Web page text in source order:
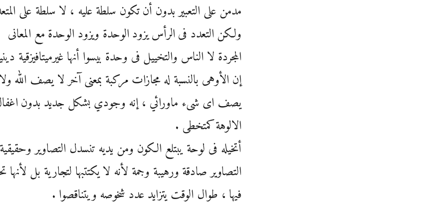
مدمن على التعبير بدون أن تكون سلطة عليه ، لا سلطة على
ولكن التعدد فى الرأس يزود الوحدة ويزود الوحدة مع المعانى
المجردة لا الناس والتخييل فى وحدة بيسوا أنها غيرميتافيزقية
إن الأوهى بالنسبة له مجازات مركبة بمعنى آخر لا يصف الله ولا
يصف اى شىء ماورائي ، إنه وجودي بشكل جديد بدون
الالوهة كمتخطى .
أتخيله فى لوحة يبتلع الكون ومن يديه تنسدل التصاوير وحقيقية
التصاوير صادقة ورهيبة وجمة لأنه لا يكتتبها لتجارية بل
فيها ، طوال الوقت يتزايد عدد شخوصه ويتناقصوا .